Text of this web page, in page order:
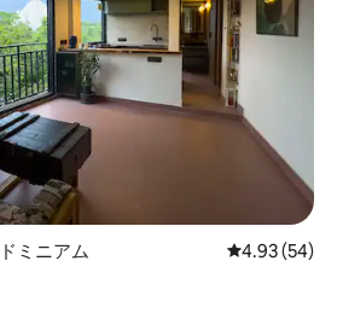
ミニアム レビュー54
4.93 (54)